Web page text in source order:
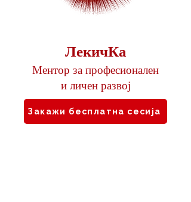
ЛекичКа
Ментор за професионален
и личен развој
Закажи бесплатна сесија